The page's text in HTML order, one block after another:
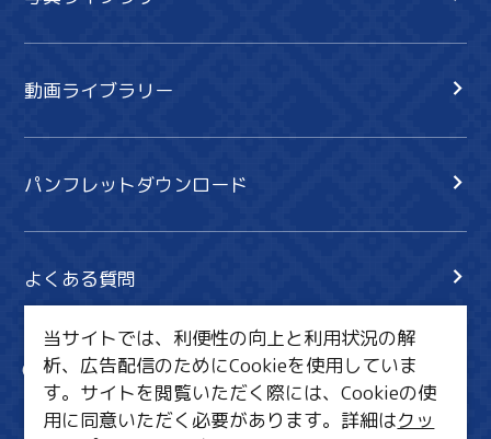
動画ライブラリー
パンフレットダウンロード
よくある質問
サイト内検索
共有
行きたいリスト
当サイトでは、利便性の向上と利用状況の解
析、広告配信のためにCookieを使用していま
す。サイトを閲覧いただく際には、Cookieの使
用に同意いただく必要があります。詳細はクッ